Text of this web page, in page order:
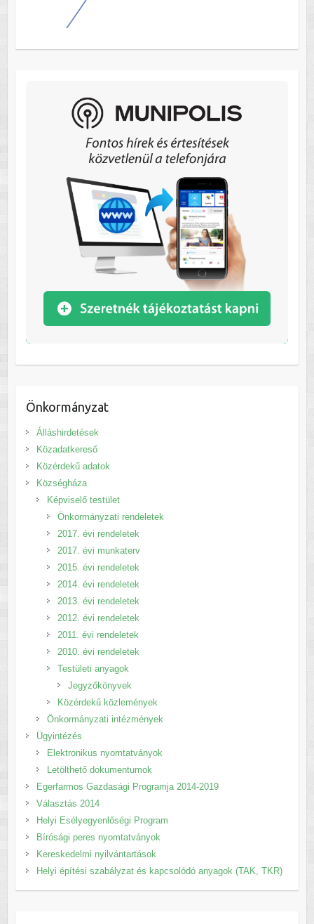
Önkormányzat
Álláshirdetések
Közadatkereső
Közérdekű adatok
Községháza
Képviselő testület
Önkormányzati rendeletek
2017. évi rendeletek
2017. évi munkaterv
2015. évi rendeletek
2014. évi rendeletek
2013. évi rendeletek
2012. évi rendeletek
2011. évi rendeletek
2010. évi rendeletek
Testületi anyagok
Jegyzőkönyvek
Közérdekű közlemények
Önkormányzati intézmények
Ügyintézés
Elektronikus nyomtatványok
Letölthető dokumentumok
Egerfarmos Gazdasági Programja 2014-2019
Választás 2014
Helyi Esélyegyenlőségi Program
Bírósági peres nyomtatványok
Kereskedelmi nyilvántartások
Helyi építési szabályzat és kapcsolódó anyagok (TAK, TKR)